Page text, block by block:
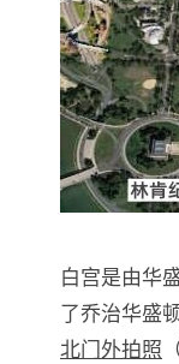
白宫是由华
了乔治华盛
北门外拍照